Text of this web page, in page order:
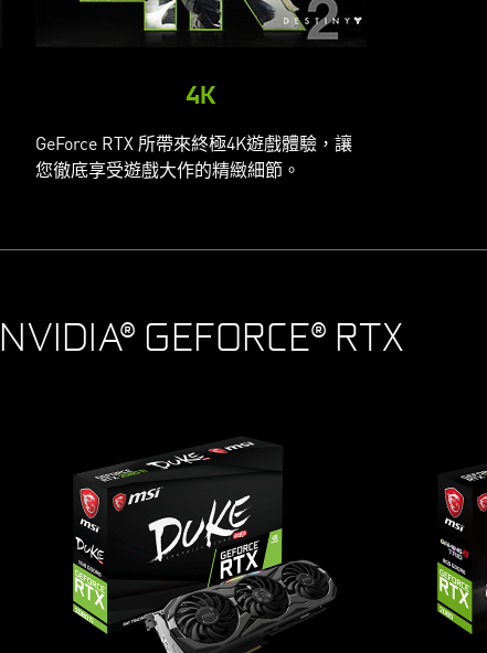
4K
GeForce RTX 所帶來終極4K遊戲體驗，讓
您徹底享受遊戲大作的精緻細節。
NVIDIA® GEFORCE® RTX